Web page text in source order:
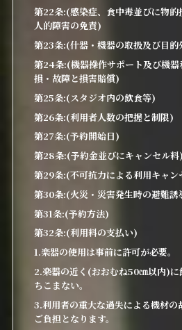
第22条:(感染症、食中毒並びに物的
人的障害の免責)
第23条:(什器・機器の取扱及び目的
第24条:(機器操作サポート及び機
損・故障と損害賠償)
第25条:(スタジオ内の飲食等)
第26条:(利用者人数の把握と制限)
第27条:(予約開始日)
第28条:(予約金並びにキャンセル料)
第29条:(不可抗力による利用キャン
第30条:(火災・災害発生時の避難誘
第31条:(予約方法)
第32条:(利用料の支払い)
1.楽器の使用は事前に許可が必要。
2.楽器の近く(おおむね50㎝以内)
ちこまない。
3.利用者の重大な過失による機材の
ご負担となります。